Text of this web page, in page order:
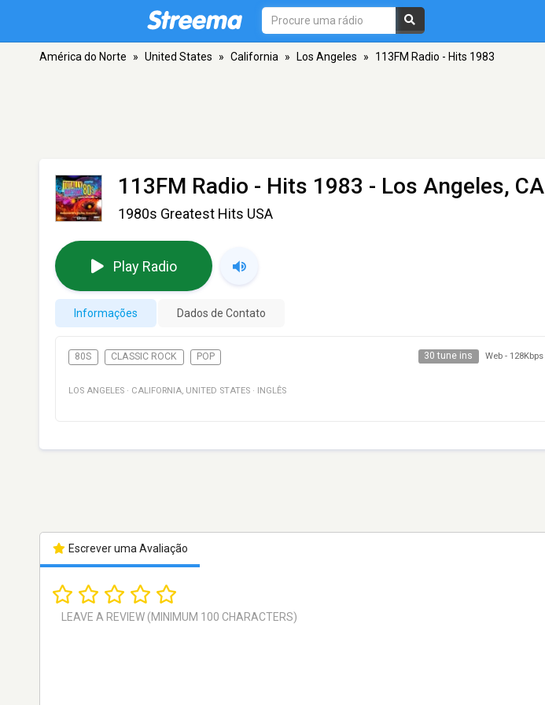
América do Norte » United States » California » Los Angeles » 113FM Radio - Hits 1983
113FM Radio - Hits 1983 - Los Angeles, CA
1980s Greatest Hits USA
Play Radio
Informações Dados de Contato
80S CLASSIC ROCK POP 30 tune ins Web - 128Kbps
LOS ANGELES · CALIFORNIA, UNITED STATES · INGLÊS
Escrever uma Avaliação